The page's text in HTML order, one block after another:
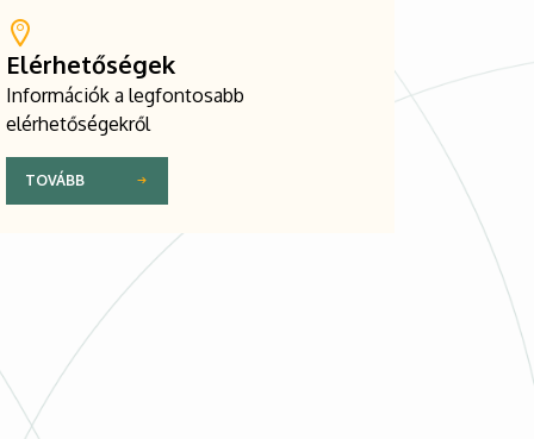
Elérhetőségek
Információk a legfontosabb
elérhetőségekről
TOVÁBB